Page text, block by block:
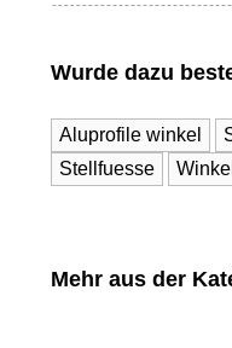
Wurde dazu
Aluprofile winkel
Stellfuesse
Mehr aus der